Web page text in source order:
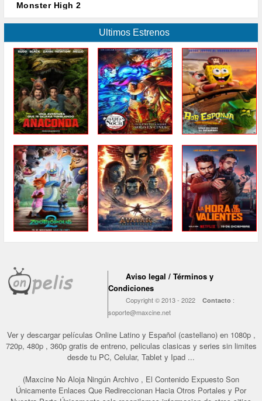
Monster High 2
Ultimos Estrenos
Aviso legal / Términos y
Condiciones
Copyright © 2013 - 2022Contacto :
soporte@maxcine.net
Ver y descargar películas Online Latino y Español (castellano) en 1080p ,
720p, 480p , 360p gratis de entreno, peliculas clasicas y series sin limites
desde tu PC, Celular, Tablet y Ipad ...
(Maxcine No Aloja Ningún Archivo , El Contenido Expuesto Son
Únicamente Enlaces Que Redireccionan Hacia Otros Portales y Por